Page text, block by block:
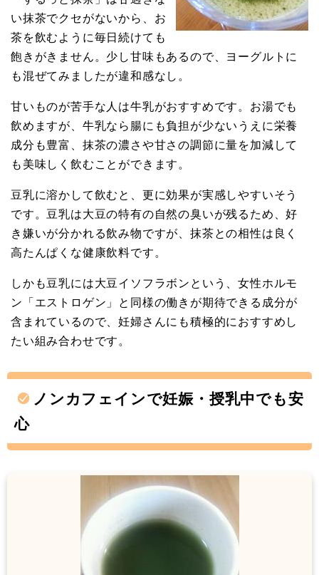
い抹茶でクセがないから、お
茶を飲むように毎日続けても
飽きがきません。少し甘味もあるので、ヨーグルトに
も混ぜてみましたが違和感なし。
甘いものが苦手な人は牛乳がおすすめです。お湯でも
飲めますが、牛乳なら腸にも負担が少ないうえに栄養
成分も豊富、抹茶の濃さや甘さの調節に量を加減して
も美味しく飲むことができます。
豆乳に溶かして飲むと、更に効果が実感しやすいそう
です。豆乳は大豆の特有の自然の臭いが残るため、好
き嫌いが分かれる飲み物ですが、抹茶との相性は良く
高たんぱくな健康飲料です。
しかも豆乳には大豆イソフラボンという、女性ホルモ
ン「エストロゲン」と同様の働きが期待できる成分が
含まれているので、妊婦さんにも積極的におすすめし
たい組み合わせです。
ノンカフェインで妊娠・授乳中でも安
心